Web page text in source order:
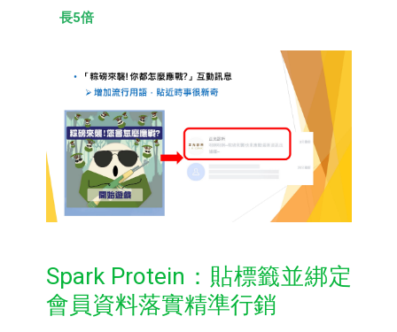
長5倍
Spark Protein：貼標籤並綁定
會員資料落實精準行銷